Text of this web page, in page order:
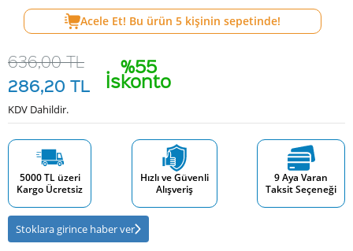
Acele Et! Bu ürün 5 kişinin sepetinde!
%55
İskonto
636,00TL
286,20 TL
KDV Dahildir.
5000 TL üzeri
Kargo Ücretsiz
Hızlı ve Güvenli
Alışveriş
9 Aya Varan
Taksit Seçeneği
Stoklara girince haber ver